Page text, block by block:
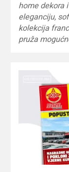
home dekora
eleganciju,
kolekcija
pruža